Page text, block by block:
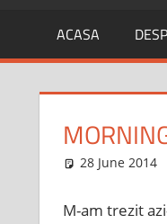
ACASA
28 June 2014
M-am trezit